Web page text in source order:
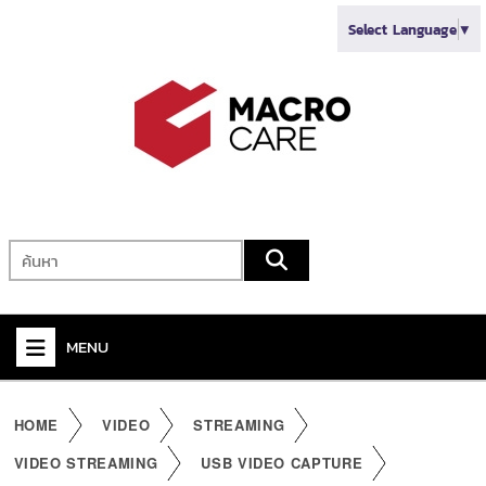
Select Language▼
MENU
HOME VIDEO
STREAMING
VIDEO STREAMING
USB VIDEO CAPTURE